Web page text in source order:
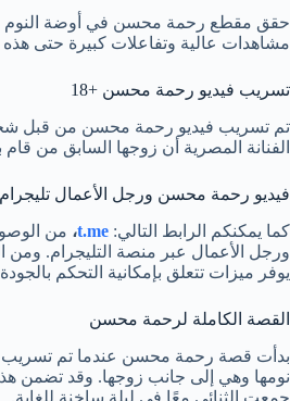
حقق مقطع رحمة محسن في أوضة النوم
مشاهدات عالية وتفاعلات كبيرة حتى هذه
تسريب فيديو رحمة محسن +18
تم تسريب فيديو رحمة محسن من قبل
الفنانة المصرية أن زوجها السابق من
فيديو رحمة محسن ورجل الأعمال تليجرام
كما يمكنكم الرابط التالي: t.me، من
ورجل الأعمال عبر منصة التليجرام. ومن
يوفر ميزات تتعلق بإمكانية التحكم
القصة الكاملة لرحمة محسن
بدأت قصة رحمة محسن عندما تم تسريب
نومها وهي إلى جانب زوجها. وقد تضمن
جمعت الثنائي معًا في ليلة ساخنة للغاية.